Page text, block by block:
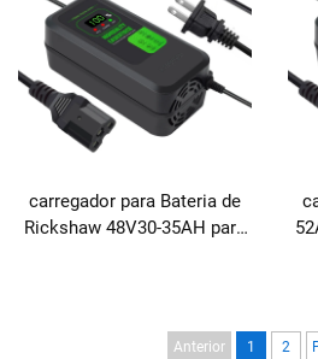
carregador para Bateria de
Rickshaw 48V30-35AH para
Anterior 1 2